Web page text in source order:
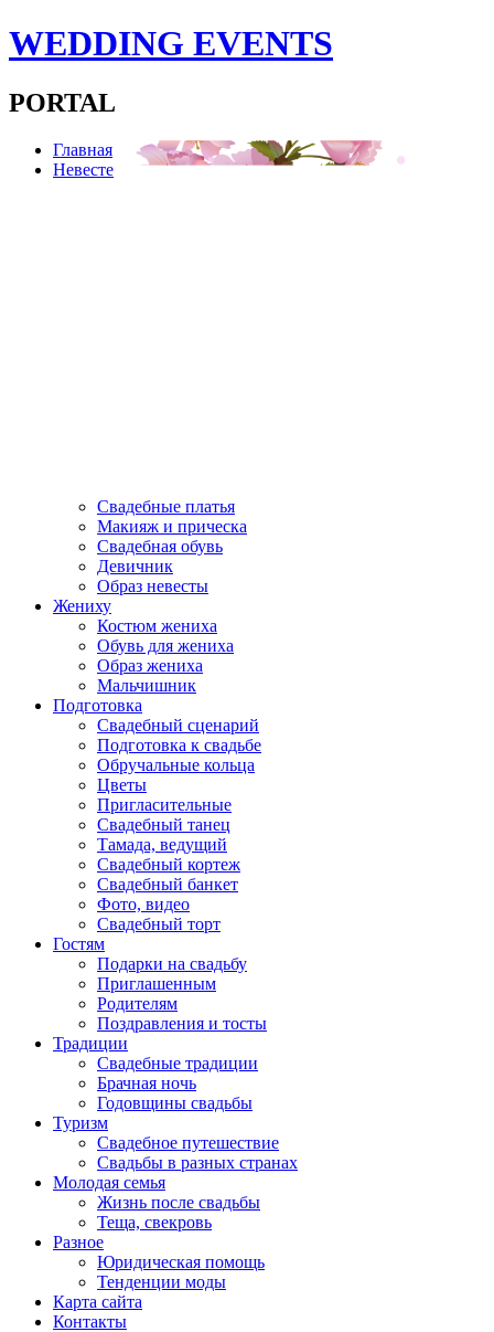
WEDDING EVENTS
PORTAL
Главная
Невесте
Свадебные платья
Макияж и прическа
Свадебная обувь
Девичник
Образ невесты
Жениху
Костюм жениха
Обувь для жениха
Образ жениха
Мальчишник
Подготовка
Свадебный сценарий
Подготовка к свадьбе
Обручальные кольца
Цветы
Пригласительные
Свадебный танец
Тамада, ведущий
Свадебный кортеж
Свадебный банкет
Фото, видео
Свадебный торт
Гостям
Подарки на свадьбу
Приглашенным
Родителям
Поздравления и тосты
Традиции
Свадебные традиции
Брачная ночь
Годовщины свадьбы
Туризм
Свадебное путешествие
Свадьбы в разных странах
Молодая семья
Жизнь после свадьбы
Теща, свекровь
Разное
Юридическая помощь
Тенденции моды
Карта сайта
Контакты